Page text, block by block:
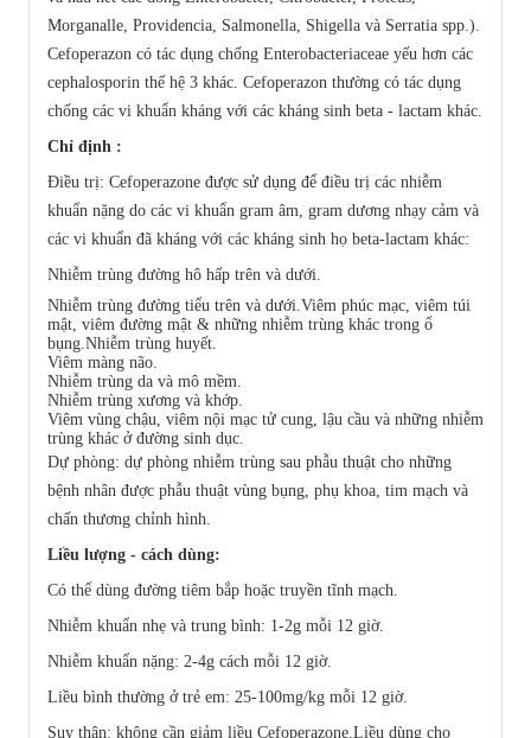
Morganalle, Providencia, Salmonella, Shigella và Serratia spp.).
Cefoperazon có tác dụng chống Enterobacteriaceae yếu hơn các
cephalosporin thế hệ 3 khác. Cefoperazon thường có tác dụng
chống các vi khuẩn kháng với các kháng sinh beta - lactam khác.
Chỉ định :
Ðiều trị: Cefoperazone được sử dụng để điều trị các nhiễm
khuẩn nặng do các vi khuẩn gram âm, gram dương nhạy cảm và
các vi khuẩn đã kháng với các kháng sinh họ beta-lactam khác:
Nhiễm trùng đường hô hấp trên và dưới.
Nhiễm trùng đường tiểu trên và dưới.Viêm phúc mạc, viêm túi
mật, viêm đường mật & những nhiễm trùng khác trong ổ
bụng.Nhiễm trùng huyết.
Viêm màng não.
Nhiễm trùng da và mô mềm.
Nhiễm trùng xương và khớp.
Viêm vùng chậu, viêm nội mạc tử cung, lậu cầu và những nhiễm
trùng khác ở đường sinh dục.
Dự phòng: dự phòng nhiễm trùng sau phẫu thuật cho những
bệnh nhân được phẫu thuật vùng bụng, phụ khoa, tim mạch và
chấn thương chỉnh hình.
Liều lượng - cách dùng:
Có thể dùng đường tiêm bắp hoặc truyền tĩnh mạch.
Nhiễm khuẩn nhẹ và trung bình: 1-2g mỗi 12 giờ.
Nhiễm khuẩn nặng: 2-4g cách mỗi 12 giờ.
Liều bình thường ở trẻ em: 25-100mg/kg mỗi 12 giờ.
Suy thận: không cần giảm liều Cefoperazone.Liều dùng cho